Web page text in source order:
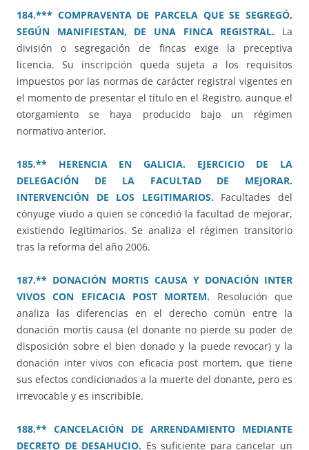
184.*** COMPRAVENTA DE PARCELA QUE SE SEGREGÓ,
SEGÚN MANIFIESTAN, DE UNA FINCA REGISTRAL.
La
división o segregación de fincas exige la preceptiva
licencia. Su inscripción queda sujeta a los requisitos
impuestos por las normas de carácter registral vigentes en
el momento de presentar el título en el Registro, aunque el
otorgamiento se haya producido bajo un régimen
normativo anterior.
185.** HERENCIA EN GALICIA. EJERCICIO DE LA
DELEGACIÓN DE LA FACULTAD DE MEJORAR.
INTERVENCIÓN DE LOS LEGITIMARIOS. Facultades del
cónyuge viudo a quien se concedió la facultad de mejorar,
existiendo legitimarios. Se analiza el régimen transitorio
tras la reforma del año 2006.
187.** DONACIÓN MORTIS CAUSA Y DONACIÓN INTER
VIVOS CON EFICACIA POST MORTEM.
Resolución que
analiza las diferencias en el derecho común entre la
donación mortis causa (el donante no pierde su poder de
disposición sobre el bien donado y la puede revocar) y la
donación inter vivos con eficacia post mortem, que tiene
sus efectos condicionados a la muerte del donante, pero es
irrevocable y es inscribible.
188.** CANCELACIÓN DE ARRENDAMIENTO MEDIANTE
DECRETO DE DESAHUCIO. Es suficiente para cancelar un